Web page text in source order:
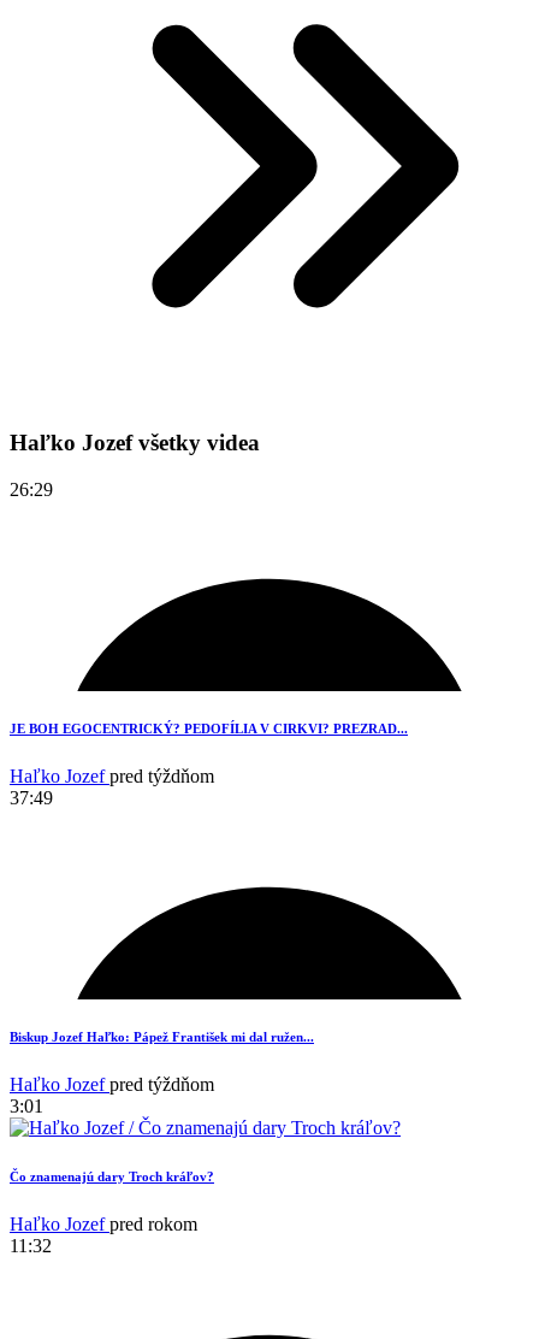
Haľko Jozef všetky videa
26:29
20
JE BOH EGOCENTRICKÝ? PEDOFÍLIA V CIRKVI? PREZRAD...
Haľko Jozefpred týždňom
37:49
Biskup Jozef Haľko: Pápež František mi dal ružen...
Haľko Jozefpred týždňom
3:01
Čo znamenajú dary Troch kráľov?
Haľko Jozefpred rokom
11:32